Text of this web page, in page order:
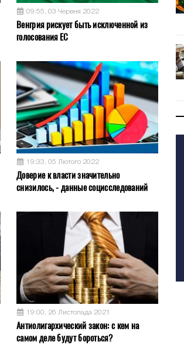
09:55, 03 Червня 2022
Венгрия рискует быть исключенной из
голосования ЕС
19:33, 05 Лютого 2022
Доверие к власти значительно
снизилось, - данные социсследований
19:00, 26 Листопада 2021
Антиолигархический закон: с кем на
самом деле будут бороться?